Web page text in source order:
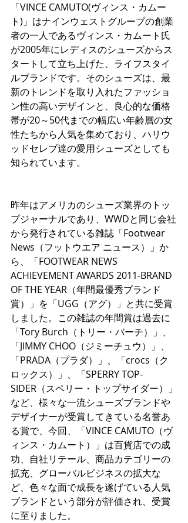
「VINCE CAMUTO(ヴィンス・カムー
ト)」はナインウェストグループの創業
者の一人であるヴィンス・カムート氏
が2005年にレディスのシューズからス
タートして立ち上げた、ライフスタイ
ルブランドです。そのシューズは、最
新のトレンドを取り入れたファッショ
ン性の高いデザインと、良心的な価格
帯が20～50代までの幅広い年齢層の女
性たちから人気を集めており、ハリウ
ッドセレブ達の愛用シューズとしても
知られています。
昨年はアメリカのシューズ業界のトッ
プジャーナルであり、WWDと同じ会社
から発行されている雑誌「Footwear
News（フットウエア ニュース）」か
ら、「FOOTWEAR NEWS
ACHIEVEMENT AWARDS 2011-BRAND
OF THE YEAR（年間最優秀ブランド
賞）」を「UGG（アグ）」と共に受賞
しました。この雑誌の年間賞は過去に
「Tory Burch（トリー・バーチ）」、
「JIMMY CHOO（ジミーチュウ）」、
「PRADA（プラダ）」、「crocs（ク
ロックス）」、「SPERRY TOP-
SIDER（スペリー・トップサイダー）」
など、様々な一流シューズブランドや
デザイナーが受賞してきている名誉あ
る賞で、今回、「VINCE CAMUTO（ヴ
ィンス・カムート）」は百貨店での成
功、自社リテール、商品カテゴリーの
拡充、グローバルビジネスの拡大な
ど、色々な面で成長を遂げている人気
ブランドという部分が評価され、受賞
に至りました。